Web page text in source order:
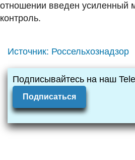
отношении введен усиленный
контроль.
Источник: Россельхознадзор
Подписывайтесь на наш
Подписаться